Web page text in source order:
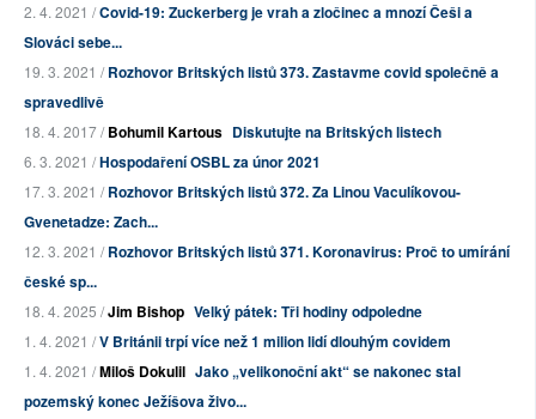
2. 4. 2021 /Covid-19: Zuckerberg je vrah a zločinec a mnozí Češi a
Slováci sebe...
19. 3. 2021 /Rozhovor Britských listů 373. Zastavme covid společně a
spravedlivě
18. 4. 2017 /Bohumil Kartous Diskutujte na Britských listech
6. 3. 2021 /Hospodaření OSBL za únor 2021
17. 3. 2021 /Rozhovor Britských listů 372. Za Linou Vaculíkovou-
Gvenetadze: Zach...
12. 3. 2021 /Rozhovor Britských listů 371. Koronavirus: Proč to umírání
české sp...
18. 4. 2025 /Jim Bishop Velký pátek: Tři hodiny odpoledne
1. 4. 2021 /V Británii trpí více než 1 milion lidí dlouhým covidem
1. 4. 2021 /Miloš Dokulil Jako „velikonoční akt“ se nakonec stal
pozemský konec Ježíšova živo...